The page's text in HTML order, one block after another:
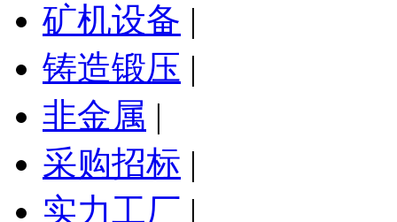
矿机设备 |
铸造锻压 |
非金属 |
采购招标 |
实力工厂 |